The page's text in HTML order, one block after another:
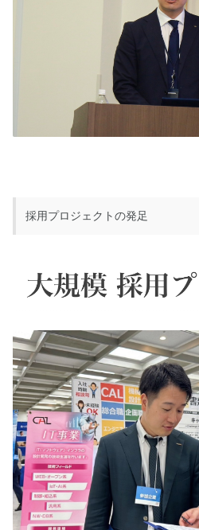
採用プロジェクトの発足